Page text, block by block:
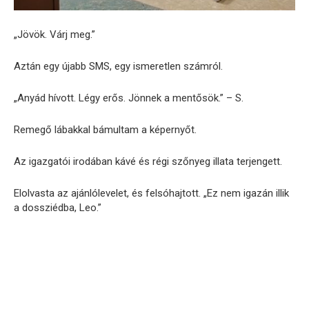
„Jövök. Várj meg.”
Aztán egy újabb SMS, egy ismeretlen számról.
„Anyád hívott. Légy erős. Jönnek a mentősök.” – S.
Remegő lábakkal bámultam a képernyőt.
Az igazgatói irodában kávé és régi szőnyeg illata terjengett.
Elolvasta az ajánlólevelet, és felsóhajtott. „Ez nem igazán illik
a dossziédba, Leo.”